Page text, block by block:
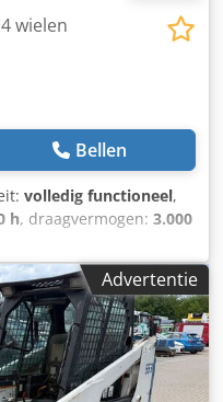
wielen
Bellen
volledig functioneel,
h, draagvermogen: 3.000
triplex, bouwhoogte:
pk),
1.200 mm,
2.520 mm,
1.244 mm, Elektrische
500 mm Vorkbreedte:
Advertentie